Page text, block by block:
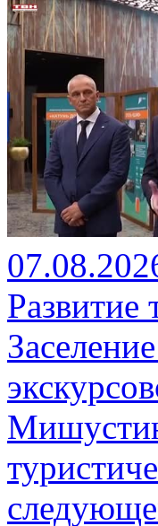
Развитие